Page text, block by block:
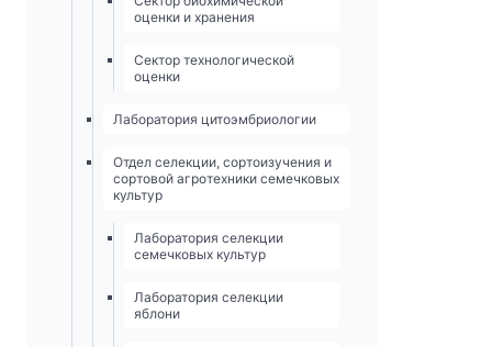
оценки и хранения
Сектор технологической
оценки
Лаборатория цитоэмбриологии
Отдел селекции, сортоизучения и
сортовой агротехники семечковых
культур
Лаборатория селекции
семечковых культур
Лаборатория селекции
яблони